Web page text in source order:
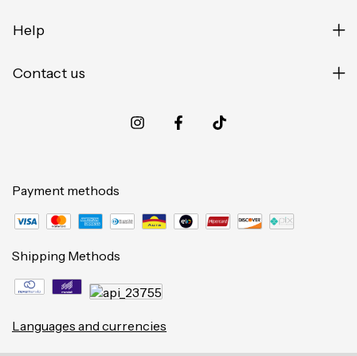
Help
Contact us
Payment methods
Shipping Methods
Languages and currencies